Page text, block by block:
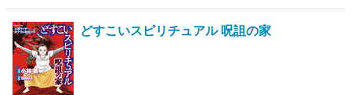
どすこいスピリチュアル 呪詛の家